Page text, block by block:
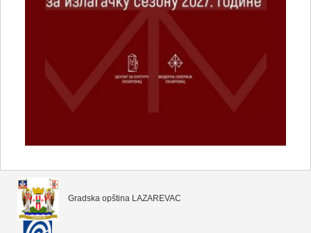
Gradska opština LAZAREVAC